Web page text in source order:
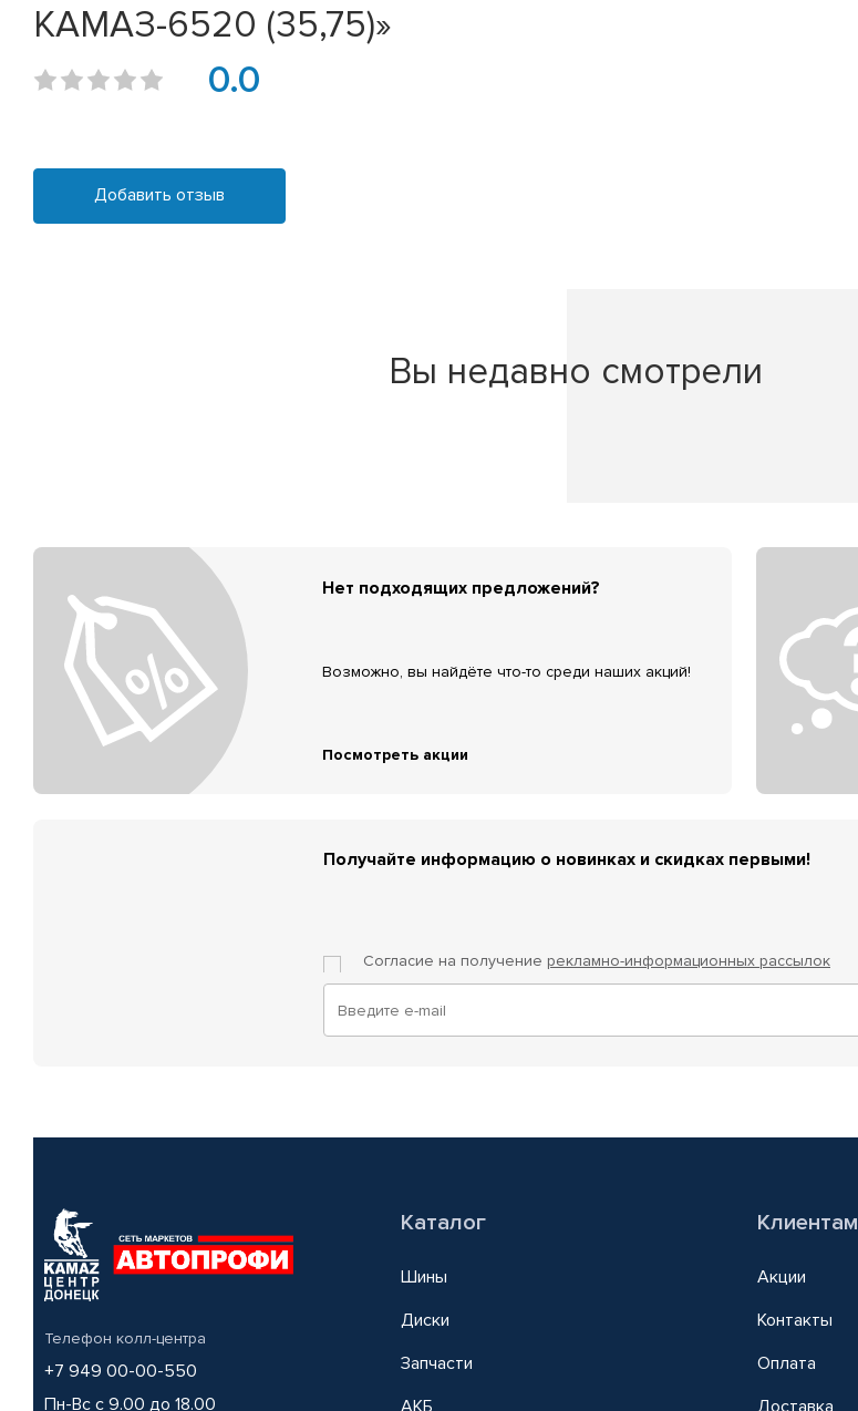
КАМАЗ-6520 (35,75)»
0.0
Добавить отзыв
Вы недавно смотрели
Нет подходящих предложений?
Возможно, вы найдёте что-то среди наших акций!
Посмотреть акции
Получайте информацию о новинках и скидках первыми!
Согласие на получение рекламно-информационных рассылок
Телефон колл-центра
+7 949 00-00-550
Пн-Вс с 9.00 до 18.00
Каталог
Шины
Диски
Запчасти
АКБ
Клиентам
Акции
Контакты
Оплата
Доставка